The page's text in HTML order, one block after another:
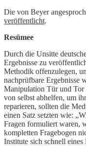
Die von Beyer
veröffentlicht.
Resümee
Durch die Unsitte
Ergebnisse zu
Methodik offenzulegen,
nachprüfbare Ergebnisse
Manipulation Tür und Tor
von selbst abhelfen, um
reparieren, sollten die
einen Satz setzten wie:
Fragen formuliert waren,
kompletten Fragebogen
Institute sich schnell eines